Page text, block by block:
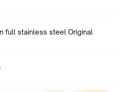
full stainless steel Original